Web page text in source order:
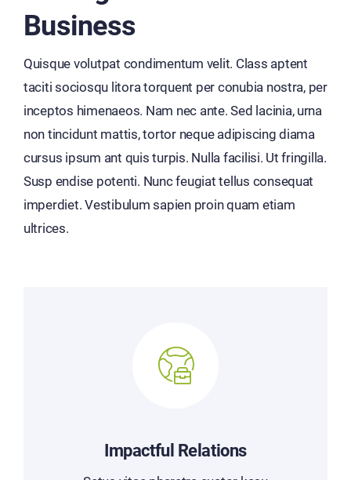
Business
Quisque volutpat condimentum velit. Class aptent
taciti sociosqu litora torquent per conubia nostra, per
inceptos himenaeos. Nam nec ante. Sed lacinia, urna
non tincidunt mattis, tortor neque adipiscing diama
cursus ipsum ant quis turpis. Nulla facilisi. Ut fringilla.
Susp endise potenti. Nunc feugiat tellus consequat
imperdiet. Vestibulum sapien proin quam etiam
ultrices.
Impactful Relations